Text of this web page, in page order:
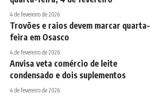
4 de fevereiro de 2026
Trovões e raios devem marcar quarta-
feira em Osasco
4 de fevereiro de 2026
Anvisa veta comércio de leite
condensado e dois suplementos
4 de fevereiro de 2026